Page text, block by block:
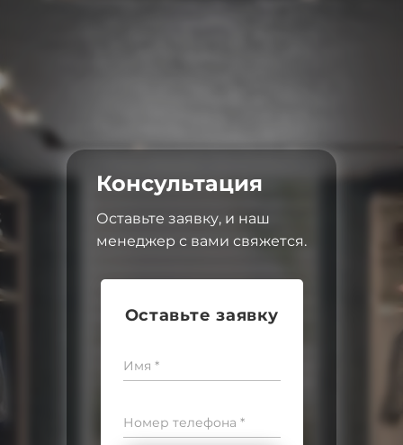
Консультация
Оставьте заявку
Имя *
Номер телефона *
Оставьте заявку, и наш
менеджер с вами свяжется.